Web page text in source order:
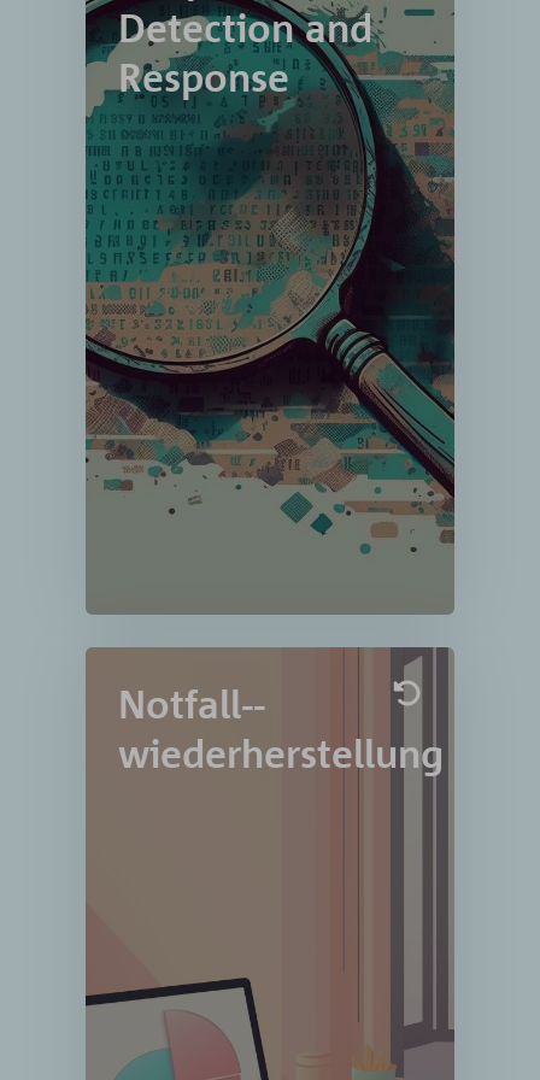
Detection and
Response
Response
Watchguard EPDR ist Ihre
ultimative Lösung für eine
sicherere, effizientere und
bessere Überwachung Ihrer
Netzwerke. Diese fortschrittliche
Endpunktsicherheitstechnologie
schützt Ihre Systeme vor Viren,
Malware, Ransomware und
anderen Bedrohungen und sorgt
gleichzeitig für eine reibungslose
Leistung. Mit Watchguard EPDR
haben Sie ein zentralisiertes
Überwachungstool, das Ihnen
eine einfache Übersicht über Ihre
Netzwerkaktivitäten bietet. Dies
bedeutet, dass Sie schnell und
effizient auf Bedrohungen
reagieren und Ihre Systeme
Mehr Erfahren »
Notfall-­
wiederherstellung
Notfall-­
wiederherstellung
Mails, Kontakte und Kalender.
Kubernetes-Umgebungen
können ebenfalls von den
Vorteilen von Cloud Backup